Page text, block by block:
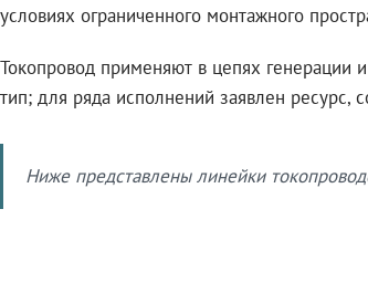
условиях ограниченного монтажного
Токопровод применяют в цепях
тип; для ряда исполнений заявлен ресурс,
Ниже представлены линейки